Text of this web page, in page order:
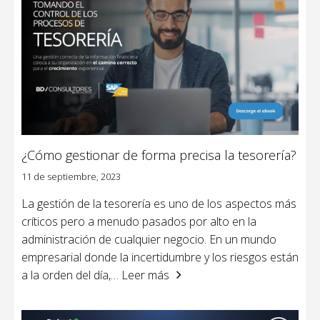
¿Cómo gestionar de forma precisa la tesorería?
11 de septiembre, 2023
La gestión de la tesorería es uno de los aspectos más
críticos pero a menudo pasados por alto en la
administración de cualquier negocio. En un mundo
empresarial donde la incertidumbre y los riesgos están
a la orden del día,… Leer más